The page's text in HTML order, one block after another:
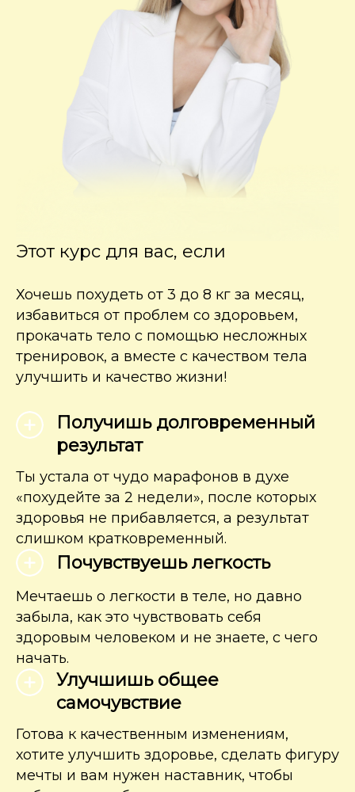
Этот курс для вас, если
Хочешь похудеть от 3 до 8 кг за месяц,
избавиться от проблем со здоровьем,
прокачать тело с помощью несложных
тренировок, а вместе с качеством тела
улучшить и качество жизни!
Получишь долговременный
результат
Ты устала от чудо марафонов в духе
«похудейте за 2 недели», после которых
здоровья не прибавляется, а результат
слишком кратковременный.
Почувствуешь легкость
Мечтаешь о легкости в теле, но давно
забыла, как это чувствовать себя
здоровым человеком и не знаете, с чего
начать.
Улучшишь общее
самочувствие
Готова к качественным изменениям,
хотите улучшить здоровье, сделать фигуру
мечты и вам нужен наставник, чтобы